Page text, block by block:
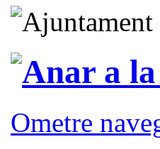
Ometre